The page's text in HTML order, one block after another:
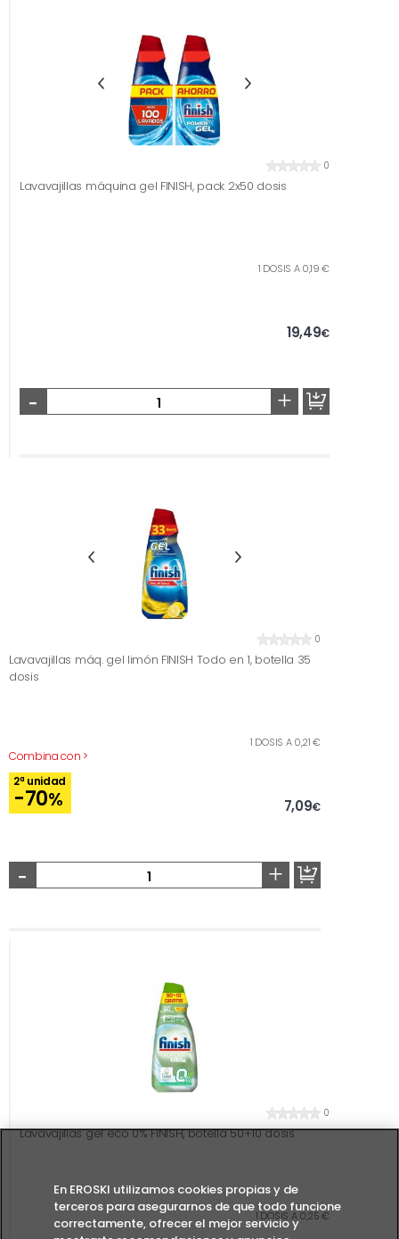
0
Lavavajillas máquina gel FINISH, pack 2x50 dosis
1 DOSIS A 0,19 €
19,49€
- +
0
Lavavajillas máq. gel limón FINISH Todo en 1, botella 35
dosis
Combina con >
1 DOSIS A 0,21 €
2ª unidad
-70% 7,09€
- +
0
Lavavajillas gel eco 0% FINISH, botella 50+10 dosis
1 DOSIS A 0,25 €
En EROSKI utilizamos cookies propias y de
terceros para asegurarnos de que todo funcione
correctamente, ofrecer el mejor servicio y